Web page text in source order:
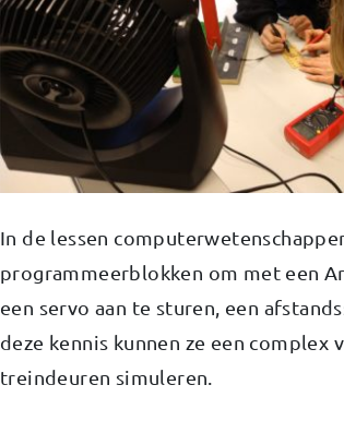
In de lessen
programmeerblokken om met een
een servo aan te sturen, een
deze kennis kunnen ze een
treindeuren simuleren.